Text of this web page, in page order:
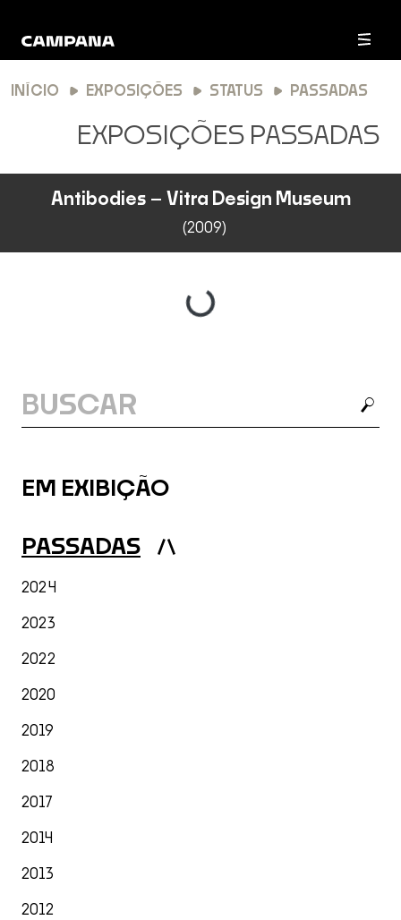
INÍCIO EXPOSIÇÕES STATUS PASSADAS
EXPOSIÇÕES PASSADAS
Listagem de exposições Passadas
Antibodies – Vitra Design Museum
(2009)
Carregando...
BUSCA
EM EXIBIÇÃO
PASSADAS Listagem Anos
2024
2023
2022
2020
2019
2018
2017
2014
2013
2012